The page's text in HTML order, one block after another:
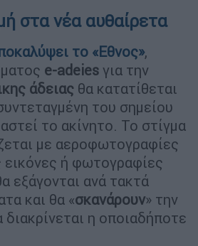
στα νέα αυθαίρετα
το «Εθνος»,
e-adeies για την
άδειας θα κατατίθεται
του σημείου
το ακίνητο. Το στίγμα
με αεροφωτογραφίες
εικόνες ή φωτογραφίες
εξάγονται ανά τακτά
και θα «σκανάρουν» την
η οποιαδήποτε